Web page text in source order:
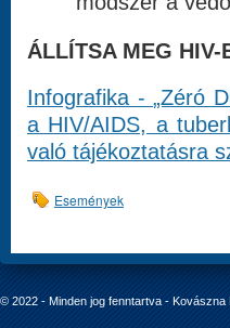
ÁLLÍTSA MEG HIV-
Infografika -„Zéró
a HIV/AIDS, a
való tájékoztatásra
Események
© 2022 - Minden jog fenntartva -